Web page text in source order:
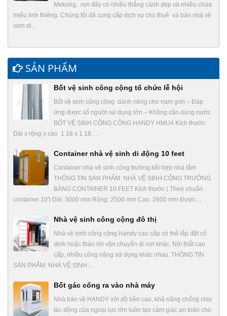
Mekong, nơi đây có nhiều thắng cảnh đẹp và nhiều chùa
miếu linh thiêng. Chúng tôi đã cung cấp dịch vụ cho thuê và bán nhà vệ
sinh di…
SẢN PHẨM
Bốt vệ sinh công cộng tổ chức lễ hội
Bốt vệ sinh công cộng dành riêng cho nam giới – Đáp
ứng được số người sử dụng lớn – Không cần dùng nước
BỐT VỆ SINH CÔNG CỘNG HANDY HMU4 Kích thước:
Dài x rộng x cao 1.18 x 1.18…
Container nhà vệ sinh di động 10 feet
Container nhà vệ sinh công trường kết hợp nhà tắm
THÔNG TIN SẢN PHẨM: NHÀ VỆ SINH CÔNG TRƯỜNG
BẰNG CONTAINER 10 FEET Kích thước ( Theo chuẩn
container 10′) Dài: 3000 mm Rộng: 2500 mm Cao: 2600 mm Được…
Nhà vệ sinh công cộng đô thị
Nhà vệ sinh công cộng Handy cao cấp có thể lắp đặt cố
định hoặc tháo rời vận chuyển đi nơi khác. Nội thất cao
cấp, nhiều công năng sử dụng khác nhau. THÔNG TIN
SẢN PHẨM: NHÀ VỆ SINH…
Bốt gác cổng ra vào nhà máy
Nhà bảo vệ HANDY với độ bền cao, khả năng chống chịu
tác động của ngoại lực lớn luôn tạo cảm giác an toàn cho